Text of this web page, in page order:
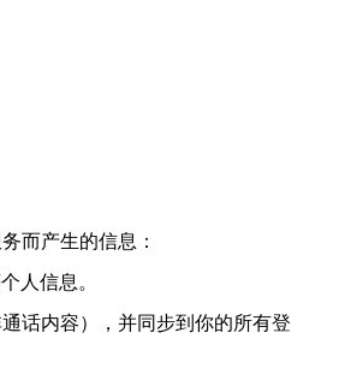
而产生的信息：
人信息。
话内容），并同步到你的所有登